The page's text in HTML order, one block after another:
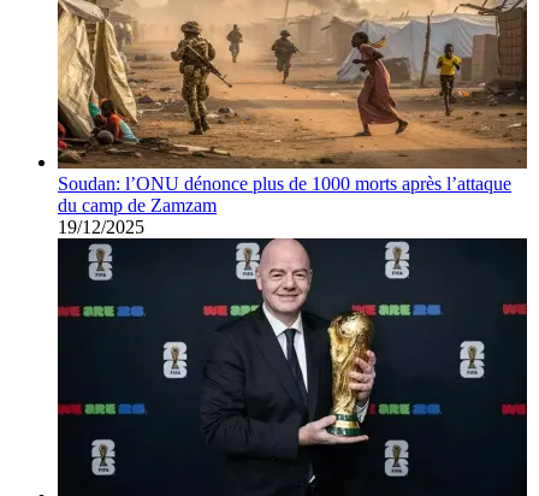
Soudan: l’ONU dénonce plus de 1000 morts après l’attaque
du camp de Zamzam
19/12/2025